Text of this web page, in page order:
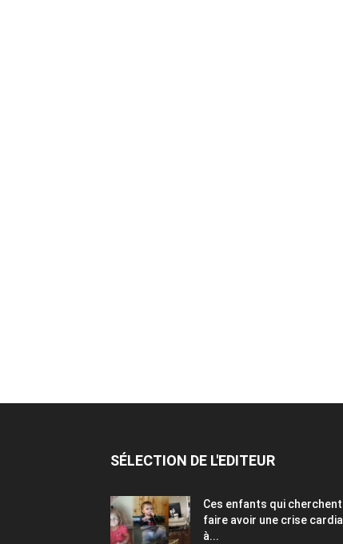
SÉLECTION DE L'EDITEUR
Ces enfants qui
faire avoir une crise
à...